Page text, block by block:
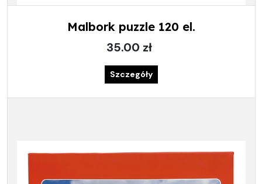
Malbork puzzle 120 el.
35.00 zł
Szczegóły